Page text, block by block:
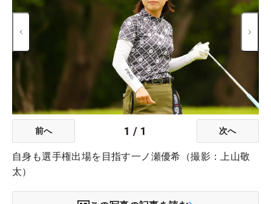
前へ 1 / 1 次へ
自身も選手権出場を目指す一ノ瀬優希（撮影：上山敬
太）